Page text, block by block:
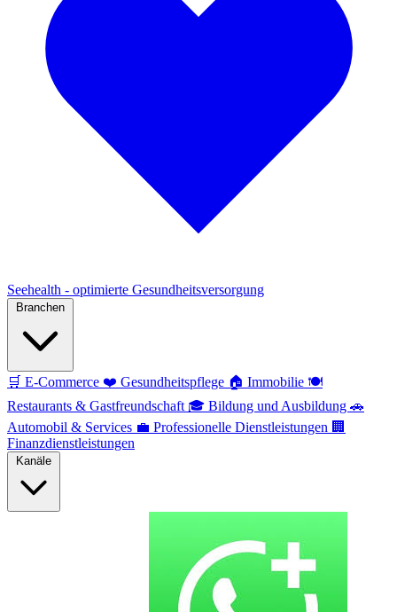
Seehealth - optimierte Gesundheitsversorgung
🛒 E-Commerce ❤️ Gesundheitspflege 🏠 Immobilie 🍽️
Restaurants & Gastfreundschaft 🎓 Bildung und Ausbildung 🚗
Automobil & Services 💼 Professionelle Dienstleistungen 🏢
Finanzdienstleistungen